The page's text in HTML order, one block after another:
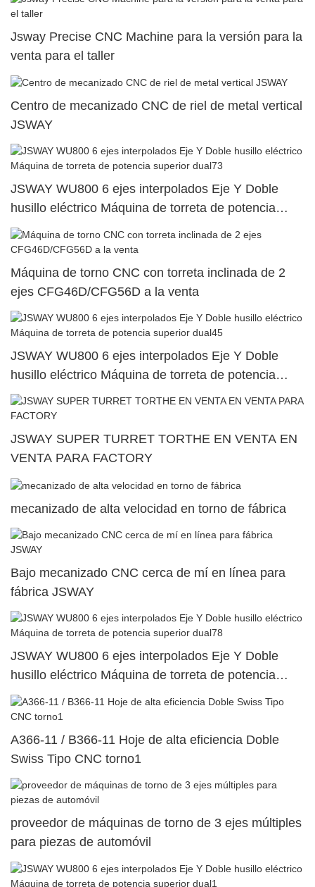
Jsway Precise CNC Machine para la versión para la
venta para el taller
Centro de mecanizado CNC de riel de metal vertical
JSWAY
JSWAY WU800 6 ejes interpolados Eje Y Doble
husillo eléctrico Máquina de torreta de potencia
superior dual73
Máquina de torno CNC con torreta inclinada de 2
ejes CFG46D/CFG56D a la venta
JSWAY WU800 6 ejes interpolados Eje Y Doble
husillo eléctrico Máquina de torreta de potencia
superior dual45
JSWAY SUPER TURRET TORTHE EN VENTA EN
VENTA PARA FACTORY
mecanizado de alta velocidad en torno de fábrica
Bajo mecanizado CNC cerca de mí en línea para
fábrica JSWAY
JSWAY WU800 6 ejes interpolados Eje Y Doble
husillo eléctrico Máquina de torreta de potencia
superior dual78
A366-11 / B366-11 Hoje de alta eficiencia Doble
Swiss Tipo CNC torno1
proveedor de máquinas de torno de 3 ejes múltiples
para piezas de automóvil